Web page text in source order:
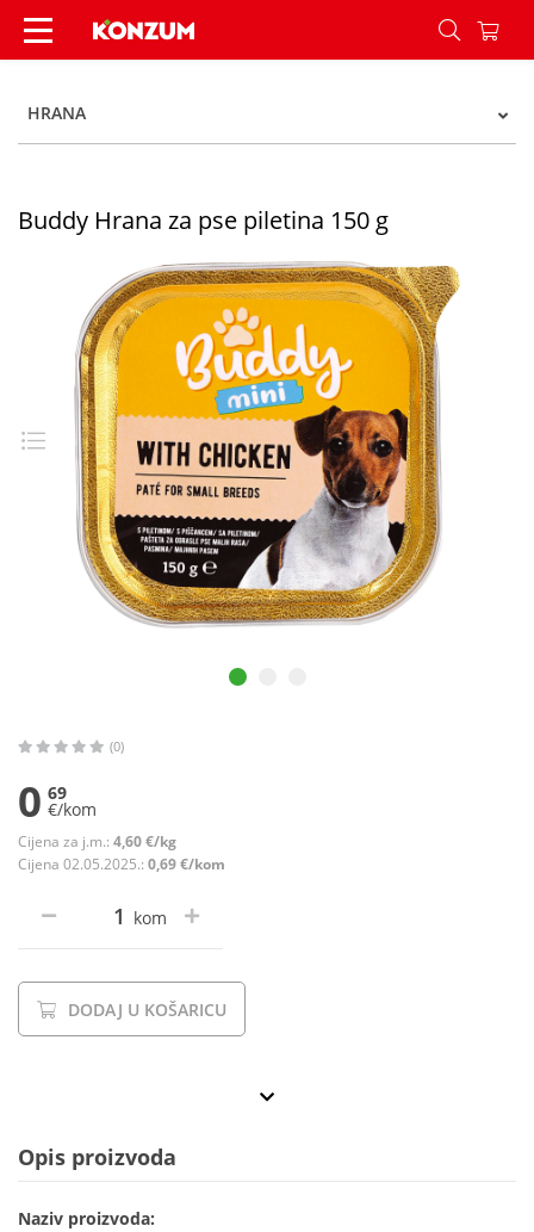
Buddy Hrana za pse piletina 150 g - Konzum
HRANA
Buddy Hrana za pse piletina 150 g
(0)
0 69
€/kom
Cijena za j.m.: 4,60 €/kg
Cijena 02.05.2025.: 0,69 €/kom
kom
DODAJ U KOŠARICU
Opis proizvoda
Naziv proizvoda: